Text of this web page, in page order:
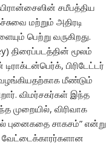
சமீபத்திய
மற்றும் அதிரடி
பெற்று வருகிறது.
திரைப்படத்தின் மூலம்
பிரிடேட்டர்
வழங்கியதற்காக மீண்டும்
விமர்சகர்கள் இந்த
முறையில், விரிவாக
புனைகதை சாகசம்” என்று
வேட்டைக்காரர்களான